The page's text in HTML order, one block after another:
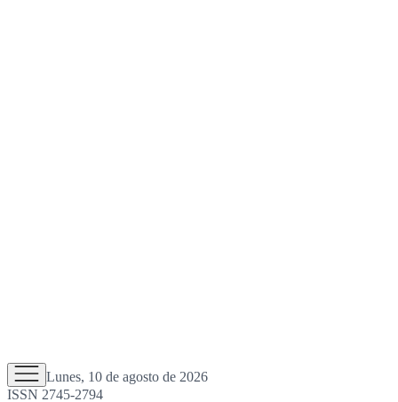
Lunes, 10 de agosto de 2026
ISSN 2745-2794